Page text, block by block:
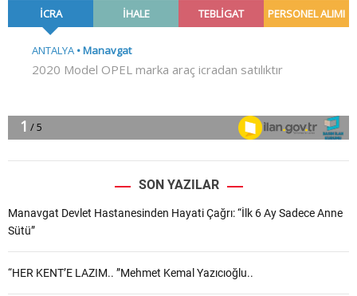
SON YAZILAR
Manavgat Devlet Hastanesinden Hayati Çağrı: “İlk 6 Ay Sadece Anne
Sütü”
“HER KENT’E LAZIM.. ”Mehmet Kemal Yazıcıoğlu..